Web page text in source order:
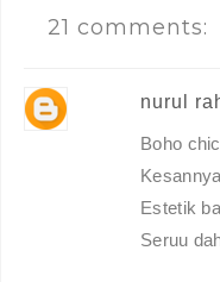
21 comments:
nurul
Boho
Estetik
Seruu